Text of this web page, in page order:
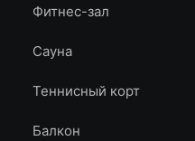
Фитнес-зал
Сауна
Теннисный корт
Балкон